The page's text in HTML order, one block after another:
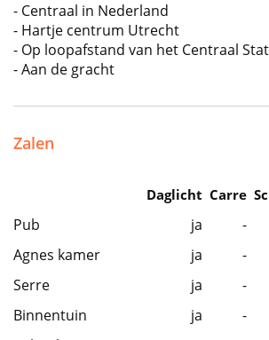
- Centraal in Nederland
- Hartje centrum Utrecht
- Op loopafstand van het Centraal
- Aan de gracht
Zalen
Daglicht Carre
Pub ja -
Agnes kamer
ja -
Serre
ja -
Binnentuin
ja -